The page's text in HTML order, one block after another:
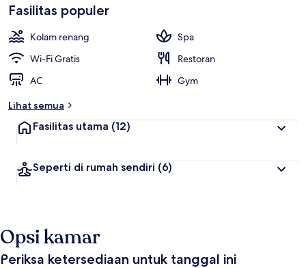
Fasilitas populer
Kolam renang
Spa
Wi-Fi Gratis
Restoran
AC
Gym
Lihat semua
Fasilitas utama (12)
Seperti di rumah sendiri (6)
Opsi kamar
Periksa ketersediaan untuk tanggal ini